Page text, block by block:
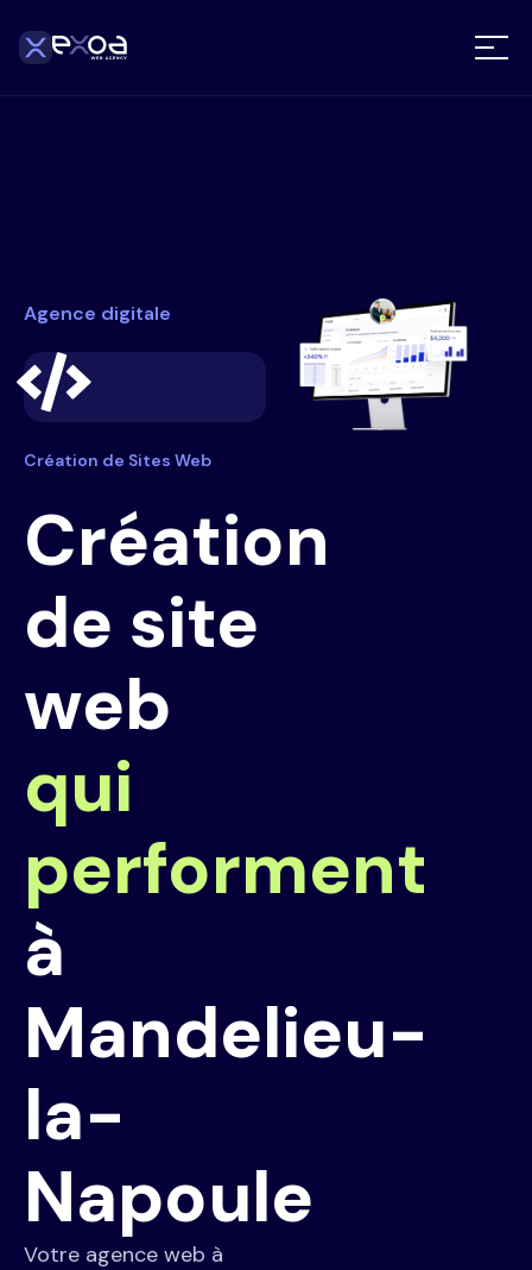
Agence digitale
Création de Sites Web
Création
de site
web
qui
performent
à
Mandelieu-
la-
Napoule
Votre agence web à